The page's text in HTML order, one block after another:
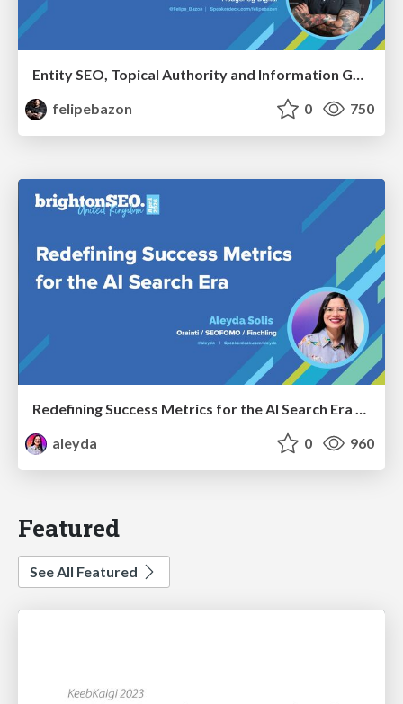
felipebazon
0 750
Redefining Success Metrics for the AI Search Era - #BrightonSEO
aleyda
0 960
Featured
See All Featured